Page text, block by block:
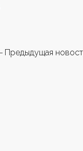
Предыдущая